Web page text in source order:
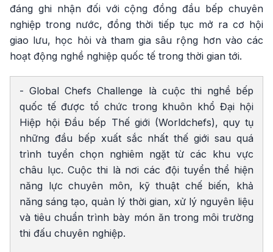
đáng ghi nhận đối với cộng đồng đầu bếp chuyên
nghiệp trong nước, đồng thời tiếp tục mở ra cơ hội
giao lưu, học hỏi và tham gia sâu rộng hơn vào các
hoạt động nghề nghiệp quốc tế trong thời gian tới.
- Global Chefs Challenge là cuộc thi nghề bếp
quốc tế được tổ chức trong khuôn khổ Đại hội
Hiệp hội Đầu bếp Thế giới (Worldchefs), quy tụ
những đầu bếp xuất sắc nhất thế giới sau quá
trình tuyển chọn nghiêm ngặt từ các khu vực
châu lục. Cuộc thi là nơi các đội tuyển thể hiện
năng lực chuyên môn, kỹ thuật chế biến, khả
năng sáng tạo, quản lý thời gian, xử lý nguyên liệu
và tiêu chuẩn trình bày món ăn trong môi trường
thi đấu chuyên nghiệp.